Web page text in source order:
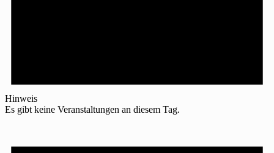
Hinweis
Es gibt keine Veranstaltungen an diesem Tag.